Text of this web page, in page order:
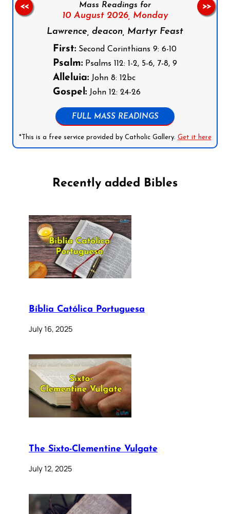
Mass Readings for
10 August 2026, Monday
Lawrence, deacon, Martyr Feast
First: Second Corinthians 9: 6-10
Psalm: Psalms 112: 1-2, 5-6, 7-8, 9
Alleluia: John 8: 12bc
Gospel: John 12: 24-26
FULL MASS READINGS
*This is a free service provided by Catholic Gallery. Get it here
<< >>
Recently added Bibles
Bíblia Católica Portuguesa
July 16, 2025
The Sixto-Clementine Vulgate
July 12, 2025